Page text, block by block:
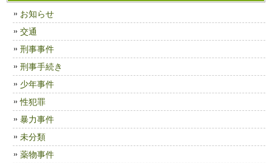
お知らせ
交通
刑事事件
刑事手続き
少年事件
性犯罪
暴力事件
未分類
薬物事件